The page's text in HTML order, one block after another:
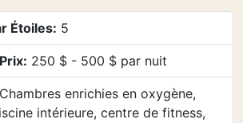
Étoiles: 5
250 $ - 500 $ par nuit
Chambres enrichies en oxygène,
intérieure, centre de fitness,